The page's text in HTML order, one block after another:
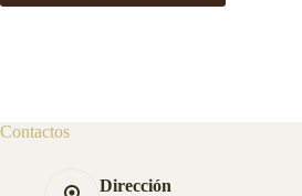
Contactos
Dirección